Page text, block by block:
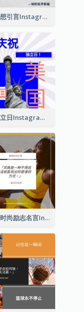
相信夢想引言Instagram帖子
美国独立日Instagram帖子
美容与时尚励志名言Instagram帖子